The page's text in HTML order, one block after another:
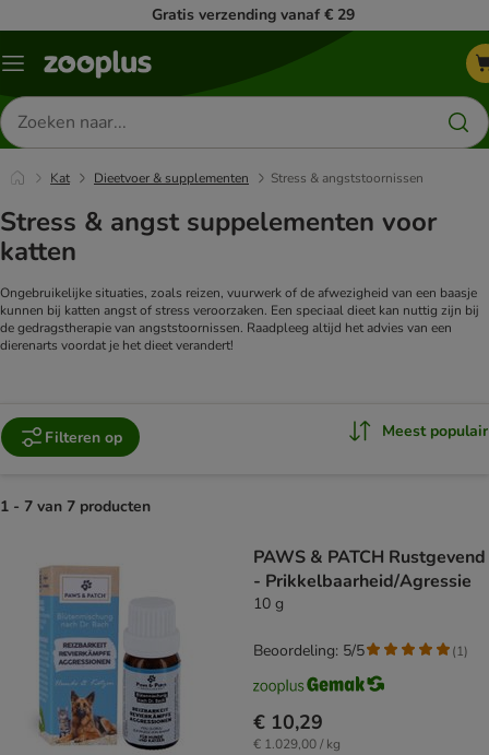
Gratis verzending vanaf € 29
Menu
Zoeken
naar
producten
Kat Dieetvoer & supplementen Stress & angststoornissen
Stress & angst suppelementen voor
katten
Ongebruikelijke situaties, zoals reizen, vuurwerk of de afwezigheid van een baasje
kunnen bij katten angst of stress veroorzaken. Een speciaal dieet kan nuttig zijn bij
de gedragstherapie van angststoornissen. Raadpleeg altijd het advies van een
dierenarts voordat je het dieet verandert!
Filteren op Meest populair
1 - 7 van 7 producten
PAWS & PATCH Rustgevend
- Prikkelbaarheid/Agressie
10 g
€ 10,29
€ 1.029,00 / kg
Beoordeling: 5/5 (1)